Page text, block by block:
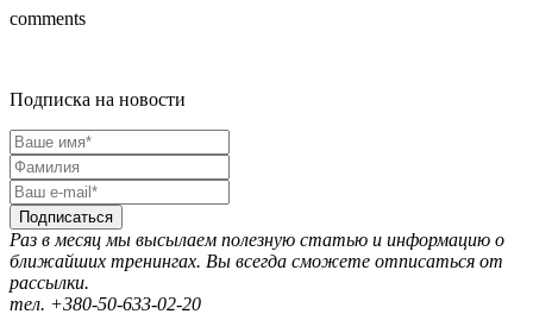
comments
Подписка на новости
Подписаться
Раз в месяц мы высылаем полезную статью и информацию о
ближайших тренингах. Вы всегда сможете отписаться от
рассылки.
тел. +380-50-633-02-20